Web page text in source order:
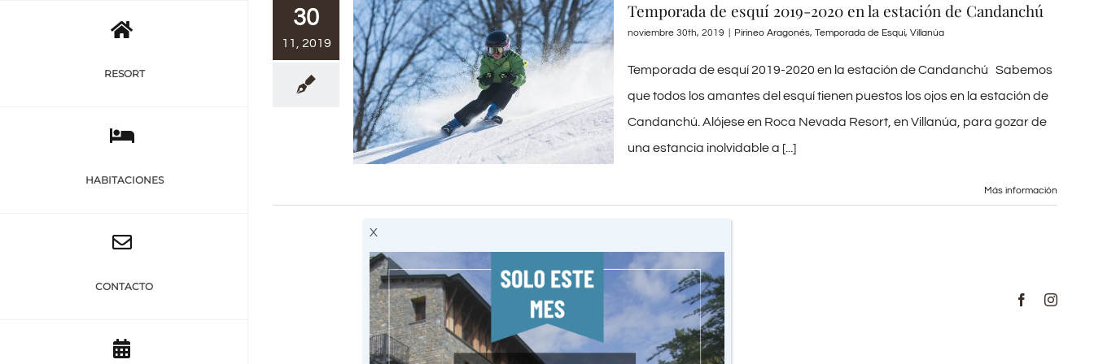
RESORT
HABITACIONES
CONTACTO
30
11, 2019
Temporada de esquí 2019-2020 en la estación de Candanchú
noviembre 30th, 2019 Pirineo Aragonés, Temporada de Esquí, Villanúa
Temporada de esquí 2019-2020 en la estación de Candanchú Sabemos
que todos los amantes del esquí tienen puestos los ojos en la estación de
Candanchú. Alójese en Roca Nevada Resort, en Villanúa, para gozar de
una estancia inolvidable a [...]
Más información
Facebook
X